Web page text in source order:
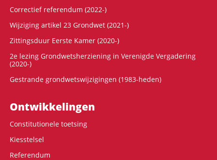
Correctief referendum (2022-)
Wijziging artikel 23 Grondwet (2021-)
Zittingsduur Eerste Kamer (2020-)
2e lezing Grondwetsherziening in Verenigde Vergadering
(2020-)
Gestrande grondwetswijzigingen (1983-heden)
Ontwikke­lingen
Constitutionele toetsing
Kiesstelsel
Referendum